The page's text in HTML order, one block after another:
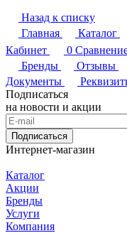
Назад к списку
Главная
Каталог
Кабинет
0
Бренды
Отзывы
Документы
Подписаться
на новости и акции
Подписаться
Интернет-магазин
Каталог
Акции
Бренды
Услуги
Компания